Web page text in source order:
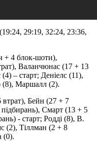
29:19, 32:24, 23:36,
+ 4 блок-шоти),
Валанчюнас (17 + 13
– старт; Деніелс (11),
(8), Маршалл (2).
Бейн (27 + 7
Смарт (13 + 5
- старт; Родді (8), В.
(2), Тіллман (2 + 8
(0).